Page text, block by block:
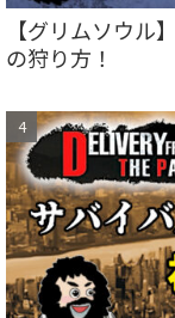
【グリムソウル
の狩り方！